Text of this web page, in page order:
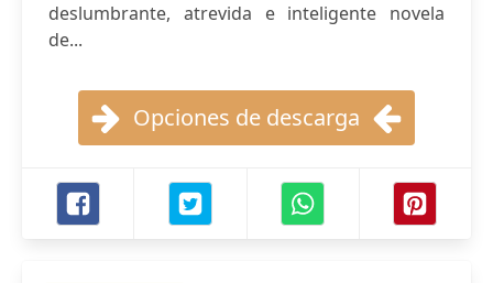
deslumbrante, atrevida e inteligente novela
de...
Opciones de descarga